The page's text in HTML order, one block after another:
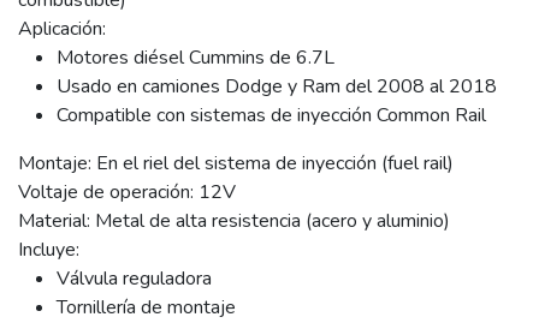
Aplicación:
Motores diésel Cummins de 6.7L
Usado en camiones Dodge y Ram del 2008 al 2018
Compatible con sistemas de inyección Common Rail
Montaje: En el riel del sistema de inyección (fuel rail)
Voltaje de operación: 12V
Material: Metal de alta resistencia (acero y aluminio)
Incluye:
Válvula reguladora
Tornillería de montaje